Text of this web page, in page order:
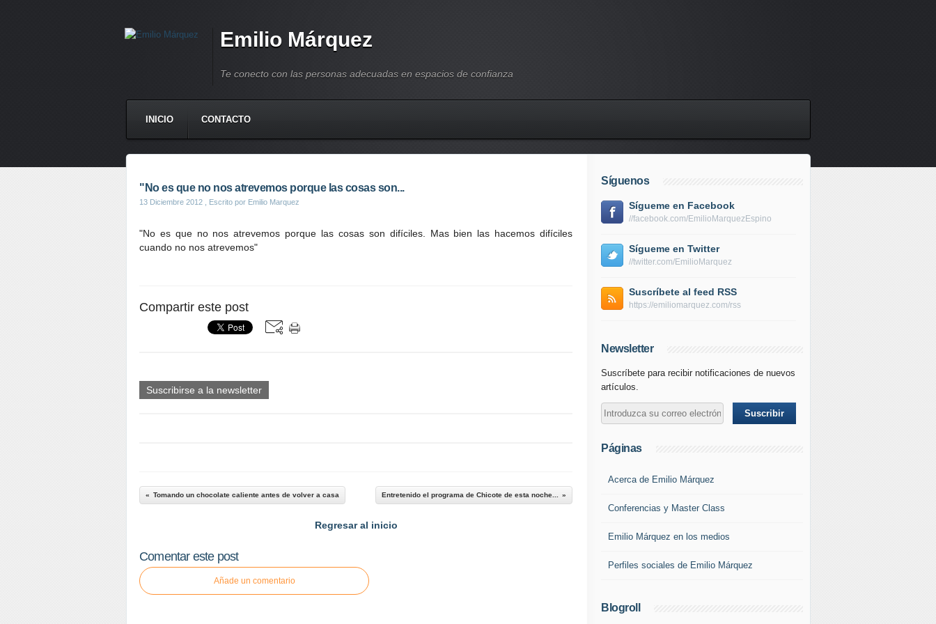
Emilio Márquez
Te conecto con las personas adecuadas en espacios de confianza
INICIO CONTACTO
"No es que no nos atrevemos porque las cosas son...
13 Diciembre 2012 , Escrito por Emilio Marquez
"No es que no nos atrevemos porque las cosas son difíciles. Mas bien las hacemos difíciles
cuando no nos atrevemos"
Compartir este post
Suscribirse a la newsletter
Tomando un chocolate caliente antes de volver a casa Entretenido el programa de Chicote de esta noche...
Regresar al inicio
Comentar este post
Añade un comentario
Síguenos
Sígueme en Facebook
//facebook.com/EmilioMarquezEspino
Sígueme en Twitter
//twitter.com/EmilioMarquez
Suscríbete al feed RSS
https://emiliomarquez.com/rss
Newsletter
Suscríbete para recibir notificaciones de nuevos
artículos.
Páginas
Acerca de Emilio Márquez
Conferencias y Master Class
Emilio Márquez en los medios
Perfiles sociales de Emilio Márquez
Blogroll